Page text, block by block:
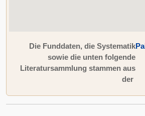
Die Funddaten, die Systematik
sowie die unten folgende
Literatursammlung stammen aus
der